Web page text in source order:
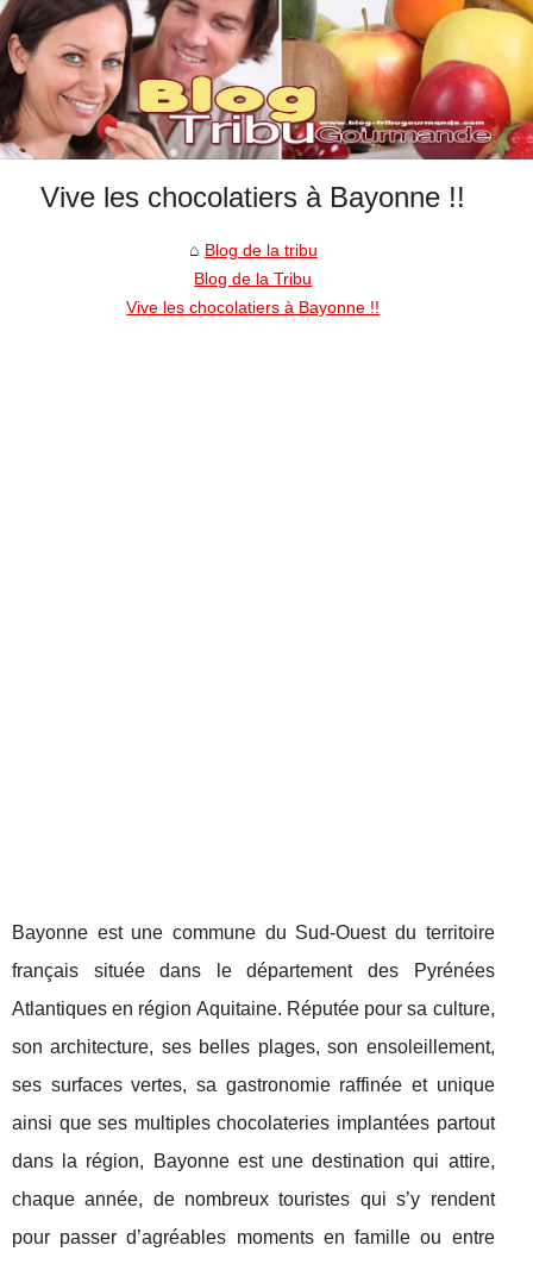
Vive les chocolatiers à Bayonne !!
Blog de la tribu
Blog de la Tribu
Vive les chocolatiers à Bayonne !!
Bayonne est une commune du Sud-Ouest du territoire
français située dans le département des Pyrénées
Atlantiques en région Aquitaine. Réputée pour sa culture,
son architecture, ses belles plages, son ensoleillement,
ses surfaces vertes, sa gastronomie raffinée et unique
ainsi que ses multiples chocolateries implantées partout
dans la région, Bayonne est une destination qui attire,
chaque année, de nombreux touristes qui s’y rendent
pour passer d’agréables moments en famille ou entre